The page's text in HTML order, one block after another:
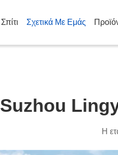
Σπίτι Σχετικά Με Εμάς
Suzhou
Η